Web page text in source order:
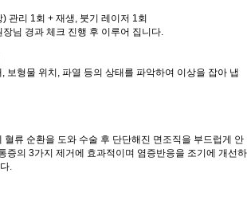
관리 1회 + 재생, 붓기 레이저 1회
님 경과 체크 진행 후 이루어 집니다.
보형물 위치, 파열 등의 상태를 파악하여 이상을 잡아 냅
혈류 순환을 도와 수술 후 단단해진 면조직을 부드럽게 안
증의 3가지 제거에 효과적이며 염증반응을 조기에 개선하
.